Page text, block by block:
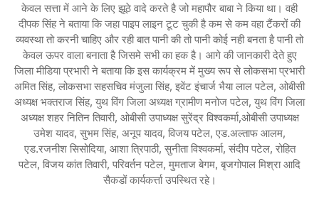
केवल सत्ता में आने के लिए झूठे वादे करते है जो महापौर बाबा ने किया था। वही
दीपक सिंह ने बताया कि जहा पाइप लाइन टूट चुकी है कम से कम वहा टैंकरों की
व्यवस्था तो करनी चाहिए और रही बात पानी की तो पानी कोई नही बनता है पानी तो
केवल ऊपर वाला बनाता है जिसमे सभी का हक है। आगे की जानकारी देते हुए
जिला मीडिया प्रभारी ने बताया कि इस कार्यक्रम में मुख्य रूप से लोकसभा प्रभारी
अमित सिंह, लोकसभा सहसचिव मंजुला सिंह, इवेंट इंचार्ज भैया लाल पटेल, ओबीसी
अध्यक्ष भक्तराज सिंह, युथ विंग जिला अध्यक्ष ग्रामीण मनोज पटेल, युथ विंग जिला
अध्यक्ष शहर नितिन तिवारी, ओबीसी उपाध्यक्ष सुरेंद्र विश्वकर्मा,ओबीसी उपाध्यक्ष
उमेश यादव, सुभम सिंह, अनूप यादव, विजय पटेल, एड.अल्ताफ आलम,
एड.रजनीश सिसोदिया, आशा त्रिपाठी, सुनीता विश्वकर्मा, संदीप पटेल, रोहित
पटेल, विजय कांत तिवारी, परिवर्तन पटेल, मुमताज बेगम, बृजगोपाल मिश्रा आदि
सैकडों कार्यकर्त्ता उपस्थित रहे।